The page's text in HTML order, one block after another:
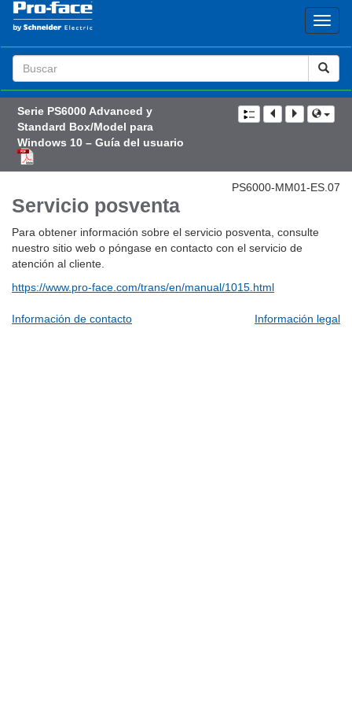
Search
Term
Serie PS6000 Advanced y
Standard Box/Model para
Windows 10 – Guía del usuario
PS6000-MM01-ES.07
Servicio posventa
Para obtener información sobre el servicio posventa, consulte
nuestro sitio web o póngase en contacto con el servicio de
atención al cliente.
https://www.pro-face.com/trans/en/manual/1015.html
Información de contacto Información legal